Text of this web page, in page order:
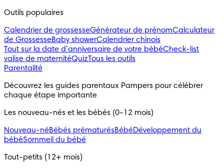
Outils populaires
Calendrier de grossesseGénérateur de prénomCalculateur
de GrossesseBaby showerCalendrier chinois
Tout sur la date d’anniversaire de votre bébéCheck-list
valise de maternitéQuizTous les outils
Parentalité
Découvrez les guides parentaux Pampers pour célébrer
chaque étape importante
Les nouveau-nés et les bébés (0-12 mois)
Nouveau-néBébés prématurésBébéDéveloppement du
bébéSommeil du bébé
Tout-petits (12+ mois)